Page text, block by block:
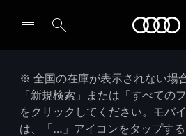
※ 全国の在庫が表示されない場
「新規検索」または「すべての
をクリックしてください。モバ
は、「…」アイコンをタップす